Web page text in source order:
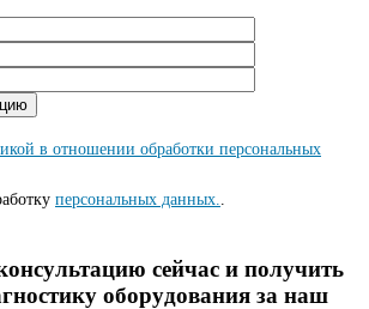
в отношении обработки персональных
персональных данных.
сейчас и полyчить
оборyдования за наш